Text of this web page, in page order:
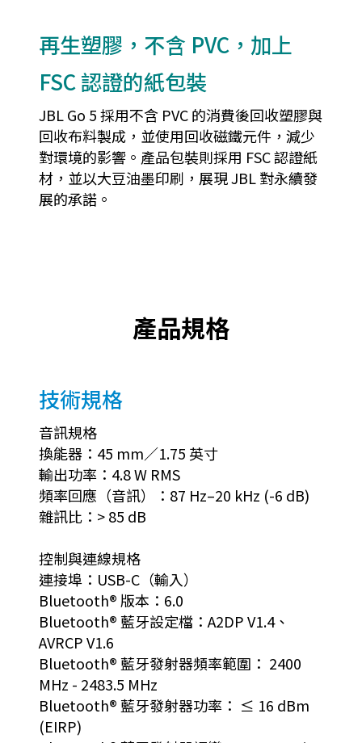
再生塑膠，不含 PVC，加上
FSC 認證的紙包裝
JBL Go 5 採用不含 PVC 的消費後回收塑膠與
回收布料製成，並使用回收磁鐵元件，減少
對環境的影響。產品包裝則採用 FSC 認證紙
材，並以大豆油墨印刷，展現 JBL 對永續發
展的承諾。
產品規格
技術規格
音訊規格
換能器：45 mm／1.75 英寸
輸出功率：4.8 W RMS
頻率回應（音訊）：87 Hz–20 kHz (-6 dB)
雜訊比：> 85 dB
控制與連線規格
連接埠：USB-C（輸入）
Bluetooth® 版本：6.0
Bluetooth® 藍牙設定檔：A2DP V1.4、
AVRCP V1.6
Bluetooth® 藍牙發射器頻率範圍： 2400
MHz - 2483.5 MHz
Bluetooth® 藍牙發射器功率： ≤ 16 dBm
(EIRP)